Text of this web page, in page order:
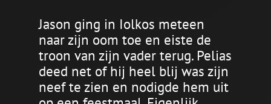
Jason ging in Iolkos meteen
naar zijn oom toe en eiste de
troon van zijn vader terug. Pelias
deed net of hij heel blij was zijn
neef te zien en nodigde hem uit